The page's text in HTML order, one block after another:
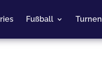
Fußball Turnen